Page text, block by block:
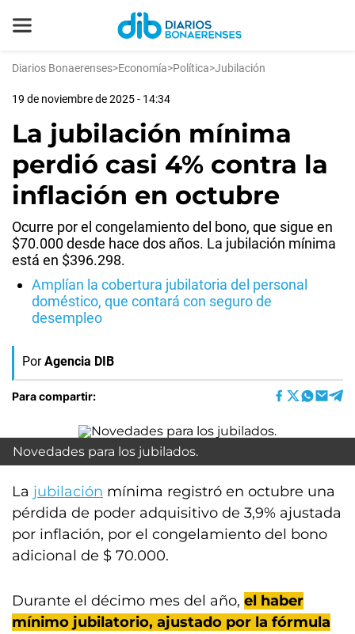
Diarios Bonaerenses>Economía>Política>Jubilación
19 de noviembre de 2025 - 14:34
La jubilación mínima
perdió casi 4% contra la
inflación en octubre
Ocurre por el congelamiento del bono, que sigue en
$70.000 desde hace dos años. La jubilación mínima
está en $396.298.
Amplían la cobertura jubilatoria del personal
doméstico, que contará con seguro de
desempleo
Por Agencia DIB
Para compartir:
Novedades para los jubilados.
La jubilación mínima registró en octubre una
pérdida de poder adquisitivo de 3,9% ajustada
por inflación, por el congelamiento del bono
adicional de $ 70.000.
Durante el décimo mes del año, el haber
mínimo jubilatorio, ajustado por la fórmula